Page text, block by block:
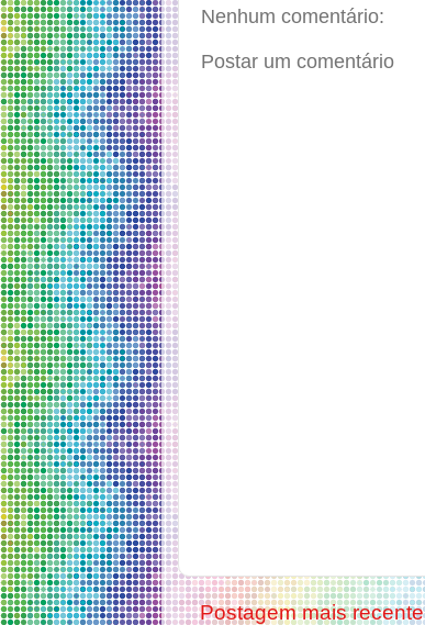
Nenhum comentário:
Postar um comentário
Postagem mais recente